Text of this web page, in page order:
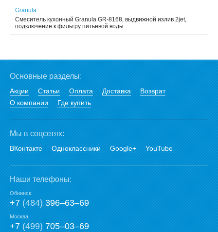
Granula
Смеситель кухонный Granula GR-8168, выдвижной излив 2jet,
подключение к фильтру питьевой воды
Основные разделы:
Акции Статьи Оплата Доставка
Возврат
О компании
Где купить
Мы в соцсетях:
ВКонтакте Одноклассники Google+ YouTube
Наши телефоны:
Обнинск:
+7(484)396‒63‒69
Москва:
+7(499)705‒03‒69